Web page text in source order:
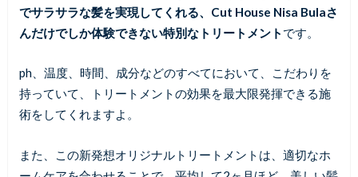
でサラサラな髪を実現してくれる、Cut House Nisa Bulaさ
んだけでしか体験できない特別なトリートメント です。
ph、温度、時間、成分などのすべてにおいて、こだわりを
持っていて、トリートメントの効果を最大限発揮できる施
術をしてくれますよ。
また、この新発想オリジナルトリートメントは、適切なホ